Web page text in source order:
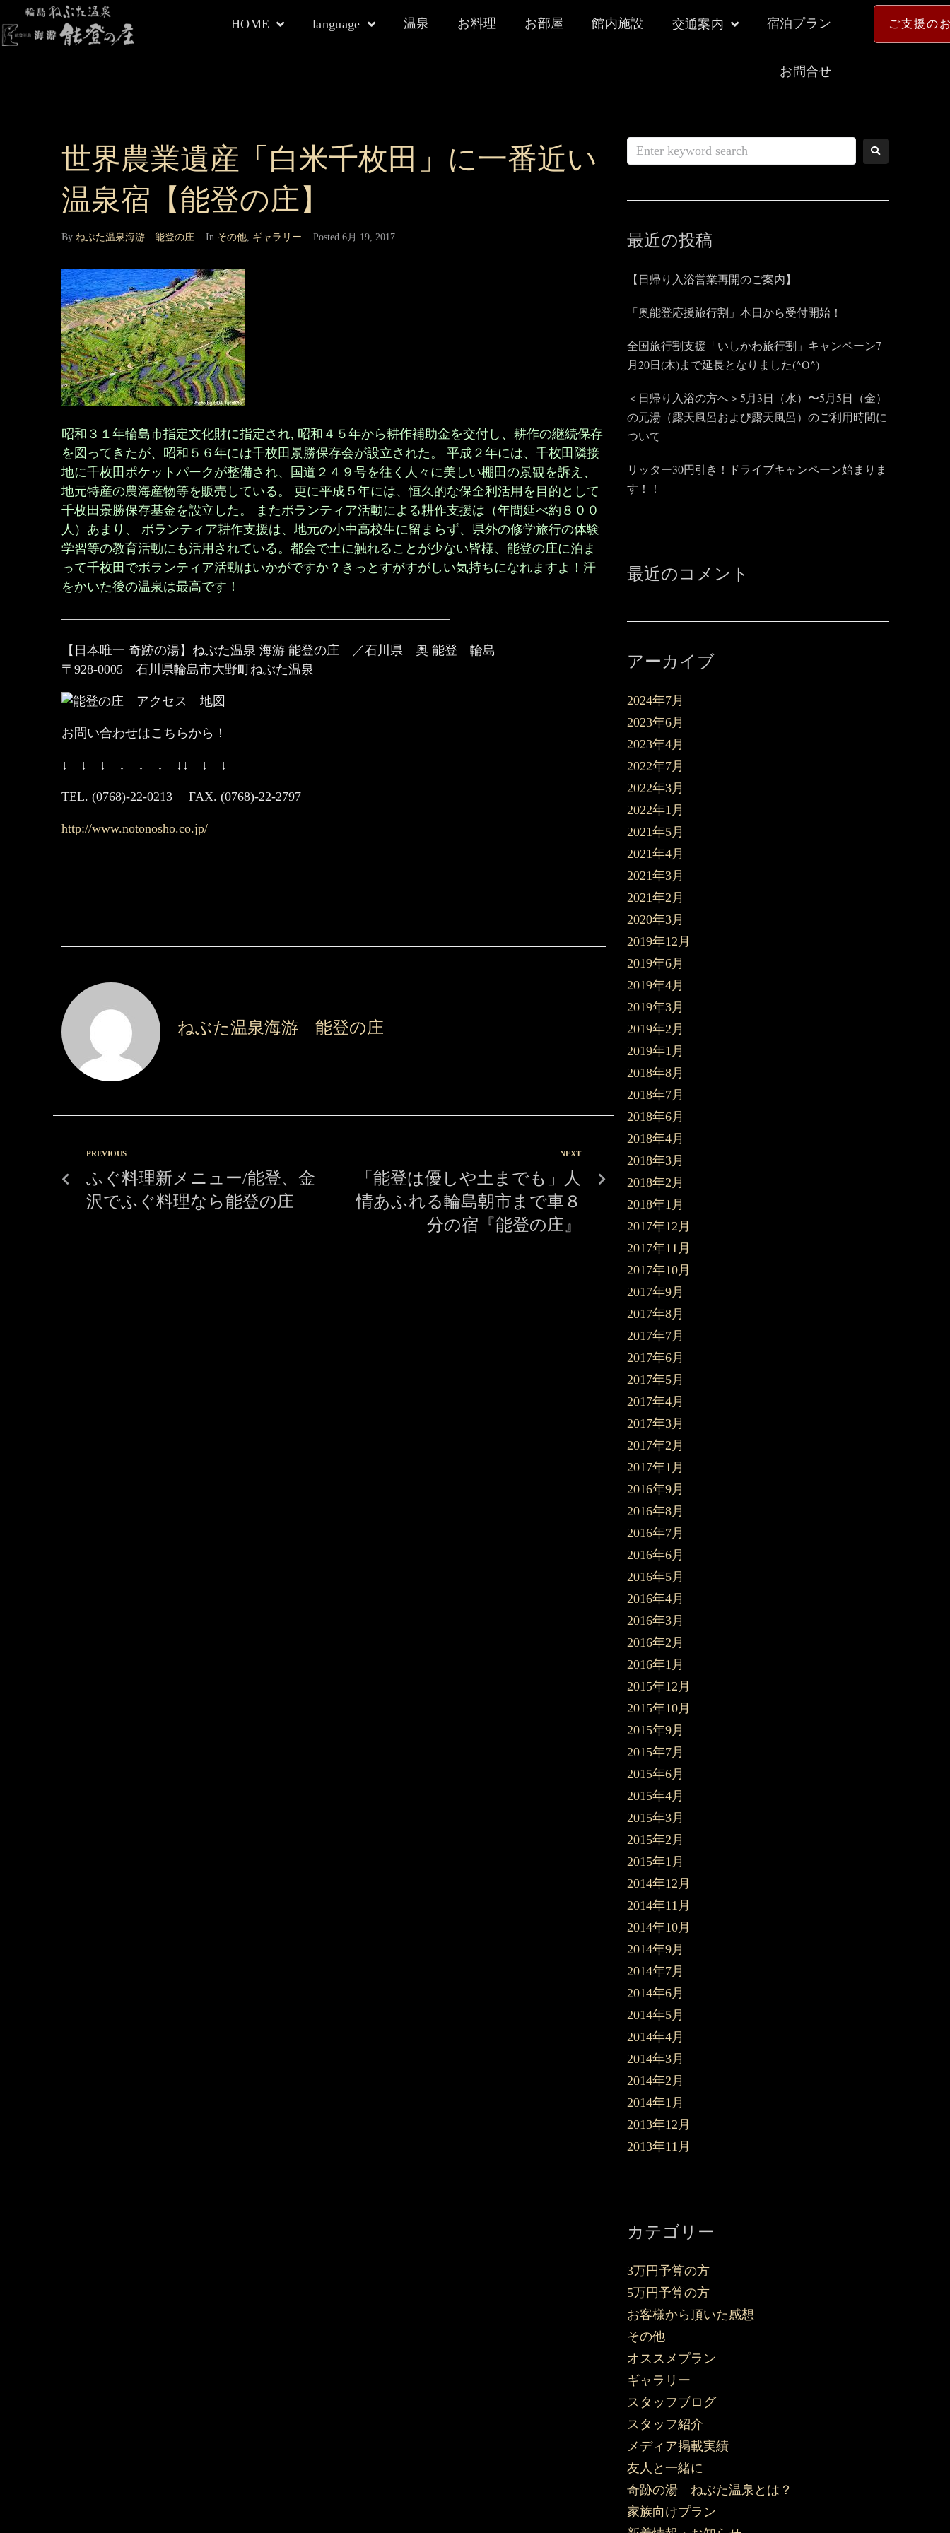
HOME language 温泉 お料理 お部屋 館内施設 交通案内 宿泊プラン
お問合せ
ご支援の
世界農業遺産「白米千枚田」に一番近い
温泉宿【能登の庄】
By ねぶた温泉海游 能登の庄 In その他, ギャラリー Posted 6月 19, 2017
昭和３１年輪島市指定文化財に指定され, 昭和４５年から耕作補助金を交付し、耕作の継続保存
を図ってきたが、昭和５６年には千枚田景勝保存会が設立された。 平成２年には、千枚田隣接
地に千枚田ポケットパークが整備され、国道２４９号を往く人々に美しい棚田の景観を訴え、
地元特産の農海産物等を販売している。 更に平成５年には、恒久的な保全利活用を目的として
千枚田景勝保存基金を設立した。 またボランティア活動による耕作支援は（年間延べ約８００
人）あまり、 ボランティア耕作支援は、地元の小中高校生に留まらず、県外の修学旅行の体験
学習等の教育活動にも活用されている。都会で土に触れることが少ない皆様、能登の庄に泊ま
って千枚田でボランティア活動はいかがですか？きっとすがすがしい気持ちになれますよ！汗
をかいた後の温泉は最高です！
——————————————————————————————–
【日本唯一 奇跡の湯】ねぶた温泉 海游 能登の庄 ／石川県 奥 能登 輪島
〒928-0005 石川県輪島市大野町ねぶた温泉
お問い合わせはこちらから！
↓ ↓ ↓ ↓ ↓ ↓ ↓↓ ↓ ↓
TEL. (0768)-22-0213 FAX. (0768)-22-2797
http://www.notonosho.co.jp/
ねぶた温泉海游 能登の庄
PREVIOUS
ふぐ料理新メニュー/能登、金
沢でふぐ料理なら能登の庄
NEXT
「能登は優しや土までも」人
情あふれる輪島朝市まで車８
分の宿『能登の庄』
最近の投稿
【日帰り入浴営業再開のご案内】
「奥能登応援旅行割」本日から受付開始！
全国旅行割支援「いしかわ旅行割」キャンペーン7
月20日(木)まで延長となりました(^O^)
＜日帰り入浴の方へ＞5月3日（水）〜5月5日（金）
の元湯（露天風呂および露天風呂）のご利用時間に
ついて
リッター30円引き！ドライブキャンペーン始まりま
す！！
最近のコメント
アーカイブ
2024年7月
2023年6月
2023年4月
2022年7月
2022年3月
2022年1月
2021年5月
2021年4月
2021年3月
2021年2月
2020年3月
2019年12月
2019年6月
2019年4月
2019年3月
2019年2月
2019年1月
2018年8月
2018年7月
2018年6月
2018年4月
2018年3月
2018年2月
2018年1月
2017年12月
2017年11月
2017年10月
2017年9月
2017年8月
2017年7月
2017年6月
2017年5月
2017年4月
2017年3月
2017年2月
2017年1月
2016年9月
2016年8月
2016年7月
2016年6月
2016年5月
2016年4月
2016年3月
2016年2月
2016年1月
2015年12月
2015年10月
2015年9月
2015年7月
2015年6月
2015年4月
2015年3月
2015年2月
2015年1月
2014年12月
2014年11月
2014年10月
2014年9月
2014年7月
2014年6月
2014年5月
2014年4月
2014年3月
2014年2月
2014年1月
2013年12月
2013年11月
カテゴリー
3万円予算の方
5万円予算の方
お客様から頂いた感想
その他
オススメプラン
ギャラリー
スタッフブログ
スタッフ紹介
メディア掲載実績
友人と一緒に
奇跡の湯 ねぶた温泉とは？
家族向けプラン